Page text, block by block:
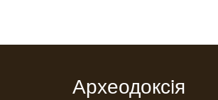
Археодоксiя